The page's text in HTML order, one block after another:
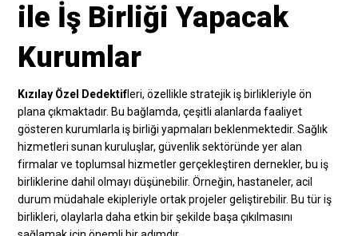
ile İş Birliği Yapacak
Kurumlar
Kızılay Özel Dedektifleri, özellikle stratejik iş birlikleriyle ön
plana çıkmaktadır. Bu bağlamda, çeşitli alanlarda faaliyet
gösteren kurumlarla iş birliği yapmaları beklenmektedir. Sağlık
hizmetleri sunan kuruluşlar, güvenlik sektöründe yer alan
firmalar ve toplumsal hizmetler gerçekleştiren dernekler, bu iş
birliklerine dahil olmayı düşünebilir. Örneğin, hastaneler, acil
durum müdahale ekipleriyle ortak projeler geliştirebilir. Bu tür iş
birlikleri, olaylarla daha etkin bir şekilde başa çıkılmasını